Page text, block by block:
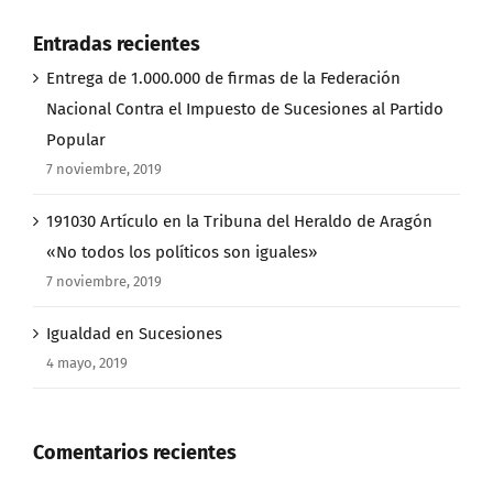
Entradas recientes
Entrega de 1.000.000 de firmas de la Federación
Nacional Contra el Impuesto de Sucesiones al Partido
Popular
7 noviembre, 2019
191030 Artículo en la Tribuna del Heraldo de Aragón
«No todos los políticos son iguales»
7 noviembre, 2019
Igualdad en Sucesiones
4 mayo, 2019
Comentarios recientes